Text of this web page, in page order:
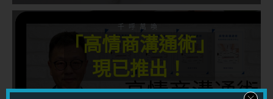
千呼萬喚
「高情商溝通術」
現已推出！